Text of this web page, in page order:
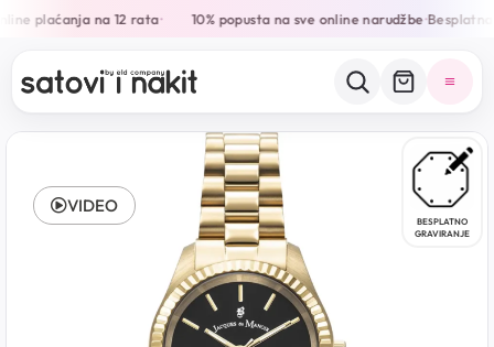
plaćanja na 12 rata• 10% popusta na sve online narudžbe•Besplatna
BESPLATNO
GRAVIRANJE
VIDEO